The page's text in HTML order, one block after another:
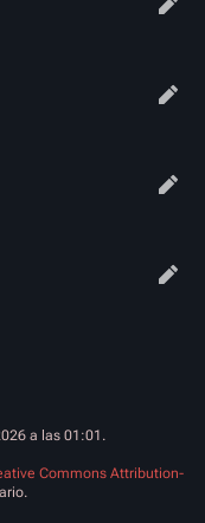
a las 01:01.
Commons Attribution-